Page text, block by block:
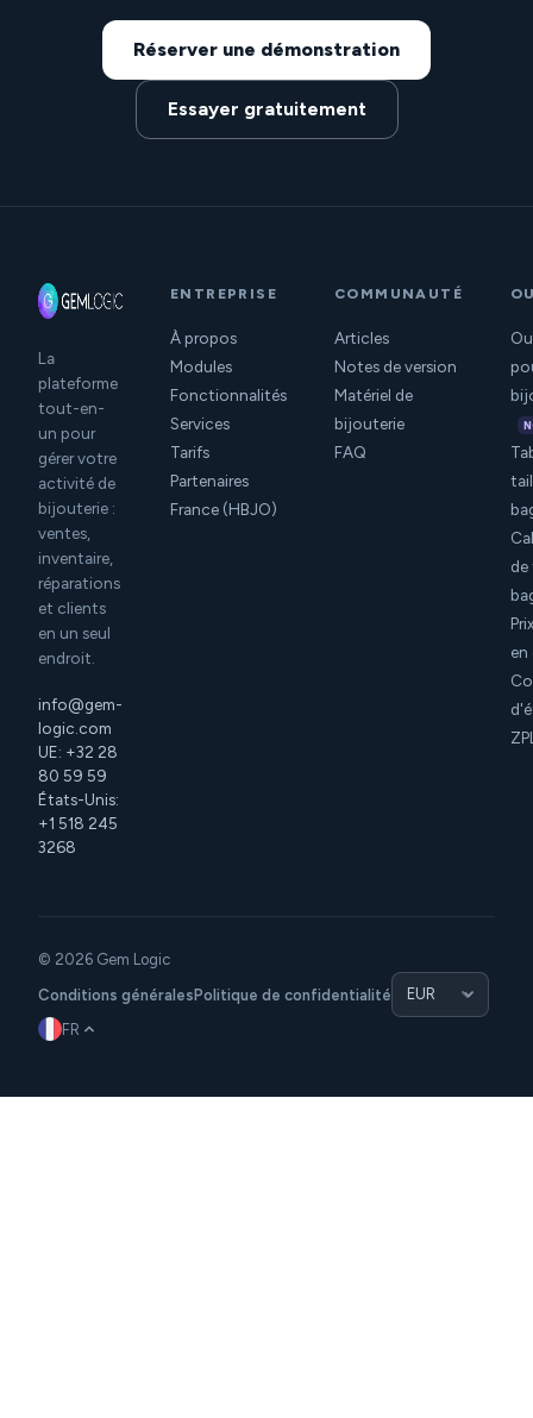
Réserver une démonstration
Essayer gratuitement
La
plateforme
tout-en-
un pour
gérer votre
activité de
bijouterie :
ventes,
inventaire,
réparations
et clients
en un seul
endroit.
info@gem-
logic.com
UE: +32 28
80 59 59
États-Unis:
+1 518 245
3268
ENTREPRISE
À propos
Modules
Fonctionnalités
Services
Tarifs
Partenaires
France (HBJO)
COMMUNAUTÉ
Articles
Notes de version
Matériel de
bijouterie
FAQ
de
en
© 2026 Gem Logic
Conditions généralesPolitique de confidentialité
FR